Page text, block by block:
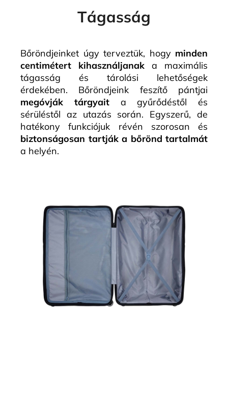
Tágasság
Bőröndjeinket úgy terveztük, hogy minden
centimétert kihasználjanak a maximális
tágasság és tárolási lehetőségek
érdekében. Bőröndjeink feszítő pántjai
megóvják tárgyaita gyűrődéstől és
sérüléstől az utazás során. Egyszerű, de
hatékony funkciójuk révén szorosan és
biztonságosan tartják a bőrönd tartalmát
a helyén.